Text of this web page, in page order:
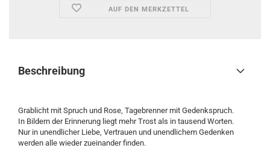
AUF DEN MERKZETTEL
Beschreibung
Grablicht mit Spruch und Rose, Tagebrenner mit Gedenkspruch.
In Bildern der Erinnerung liegt mehr Trost als in tausend Worten.
Nur in unendlicher Liebe, Vertrauen und unendlichem Gedenken
werden alle wieder zueinander finden.